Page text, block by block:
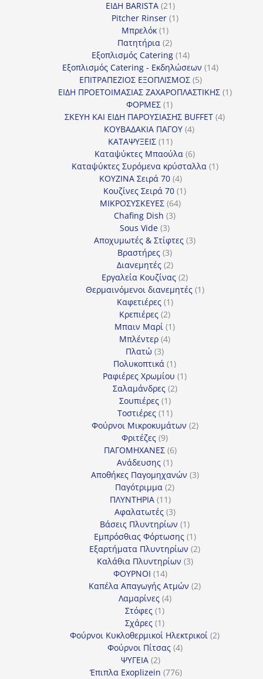
ΕΙΔΗ BARISTA 2121
προϊόντα
Pitcher Rinser 11
Μπρελόκ 11
προϊόν
Πατητήρια 22
προϊόντα
Εξοπλισμός Catering 1414
προϊόντα
Εξοπλισμός Catering - Εκδηλώσεων 1414
ΕΠΙΤΡΑΠΕΖΙΟΣ ΕΞΟΠΛΙΣΜΟΣ 55
προϊόντα
ΕΙΔΗ ΠΡΟΕΤΟΙΜΑΣΙΑΣ ΖΑΧΑΡΟΠΛΑΣΤΙΚΗΣ 11
ΦΟΡΜΕΣ 11
προϊόν
ΣΚΕΥΗ ΚΑΙ ΕΙΔΗ ΠΑΡΟΥΣΙΑΣΗΣ BUFFET 44
ΚΟΥΒΑΔΑΚΙΑ ΠΑΓΟΥ 44
ΚΑΤΑΨΥΞΕΙΣ 1111
προϊόντα
Καταψύκτες Μπαούλα 66
προϊόντα
Καταψύκτες Συρόμενα κρύσταλλα 11
ΚΟΥΖΙΝΑ Σειρά 70 44
προϊόντα
Κουζίνες Σειρά 70 11
ΜΙΚΡΟΣΥΣΚΕΥΕΣ 6464
Chafing Dish 33
Sous Vide 33
προϊόντα
Αποχυμωτές & Στίφτες 33
Βραστήρες 33
προϊόντα
Διανεμητές 22
προϊόντα
Εργαλεία Κουζίνας 22
προϊόντα
Θερμαινόμενοι διανεμητές 11
Καφετιέρες 11
προϊόν
Κρεπιέρες 22
προϊόντα
Μπαιν Μαρί 11
Μπλέντερ 44
Πλατώ 33
προϊόντα
Πολυκοπτικά 11
προϊόν
Ραφιέρες Χρωμίου 11
Σαλαμάνδρες 22
Σουπιέρες 11
προϊόν
Τοστιέρες 1111
προϊόντα
Φούρνοι Μικροκυμάτων 22
Φριτέζες 99
προϊόντα
ΠΑΓΟΜΗΧΑΝΕΣ 66
Ανάδευσης 11
προϊόν
Αποθήκες Παγομηχανών 33
Παγότριμμα 22
ΠΛΥΝΤΗΡΙΑ 1111
προϊόντα
Αφαλατωτές 33
προϊόντα
Βάσεις Πλυντηρίων 11
προϊόν
Εμπρόσθιας Φόρτωσης 11
προϊόν
Εξαρτήματα Πλυντηρίων 22
Καλάθια Πλυντηρίων 33
ΦΟΥΡΝΟΙ 1414
προϊόντα
Καπέλα Απαγωγής Ατμών 22
Λαμαρίνες 44
Στόφες 11
προϊόν
Σχάρες 11
προϊόν
Φούρνοι Κυκλοθερμικοί Ηλεκτρικοί 22
Φούρνοι Πίτσας 44
ΨΥΓΕΙΑ 22
προϊόντα
Έπιπλα Exoplizein 776776